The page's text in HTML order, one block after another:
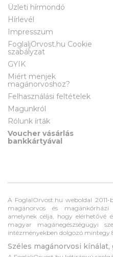
Üzleti hírmondó
Hírlevél
Impresszum
FoglaljOrvost.hu Cookie
szabályzat
GYIK
Miért menjek
magánorvoshoz?
Felhasználási feltételek
Magunkról
Rólunk írták
Voucher vásárlás
bankkártyával
A FoglalOrvost.hu weboldal
magánorvos és magánkórházi
amelynek célja, hogy elérhetővé
magyar magánegészségügyi
intézményekben dolgozó mintegy
Széles magánorvosi